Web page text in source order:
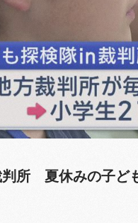
所 夏休みの子ど